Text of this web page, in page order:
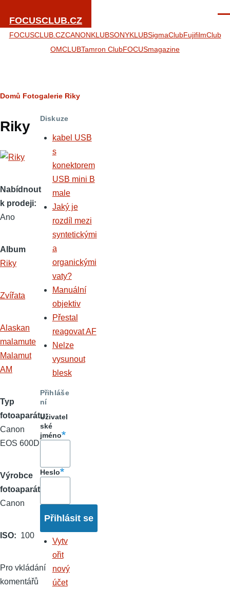
FOCUSCLUB.CZ
FOCUSCLUB.CZCANONKLUBSONYKLUBSigmaClubFujifilmClub
OMCLUBTamron ClubFOCUSmagazine
Drobečková
navigace
Domů Fotogalerie Riky
Riky
Nabídnout
k prodeji
Ano
Album
Riky
Zvířata
Alaskan
malamute
Malamut
AM
Typ
fotoaparátu
Canon
EOS 600D
Výrobce
fotoaparátu
Canon
ISO 100
Pro vkládání
komentářů
Diskuze
kabel USB
s
konektorem
USB mini B
male
Jaký je
rozdíl mezi
syntetickými
a
organickými
vaty?
Manuální
objektiv
Přestal
reagovat AF
Nelze
vysunout
blesk
Přihláše
ní
Uživatel
ské
jméno
Heslo
Vytv
ořit
nový
účet